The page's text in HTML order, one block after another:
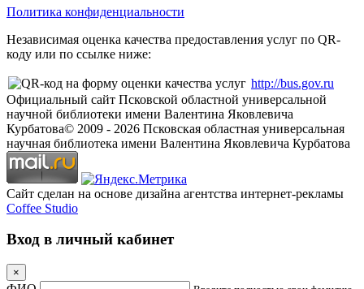
Политика конфиденциальности
Независимая оценка качества предоставления услуг по QR-
коду или по ссылке ниже:
http://bus.gov.ru
Официальный сайт Псковской областной универсальной
научной библиотеки имени Валентина Яковлевича
Курбатова© 2009 - 2026 Псковская областная универсальная
научная библиотека имени Валентина Яковлевича Курбатова
Сайт сделан на основе дизайна агентства интернет-рекламы
Coffee Studio
Вход в личный кабинет
×